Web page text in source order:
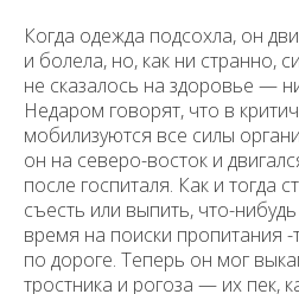
Когда одежда подсохла, он
и болела, но, как ни странно,
не сказалось на здоровье —
Недаром говорят, что в
мобилизуются все силы
он на северо-восток и
после госпиталя. Как и тогда
съесть или выпить, что-
время на поиски пропитания
по дороге. Теперь он мог
тростника и рогоза — их пек,